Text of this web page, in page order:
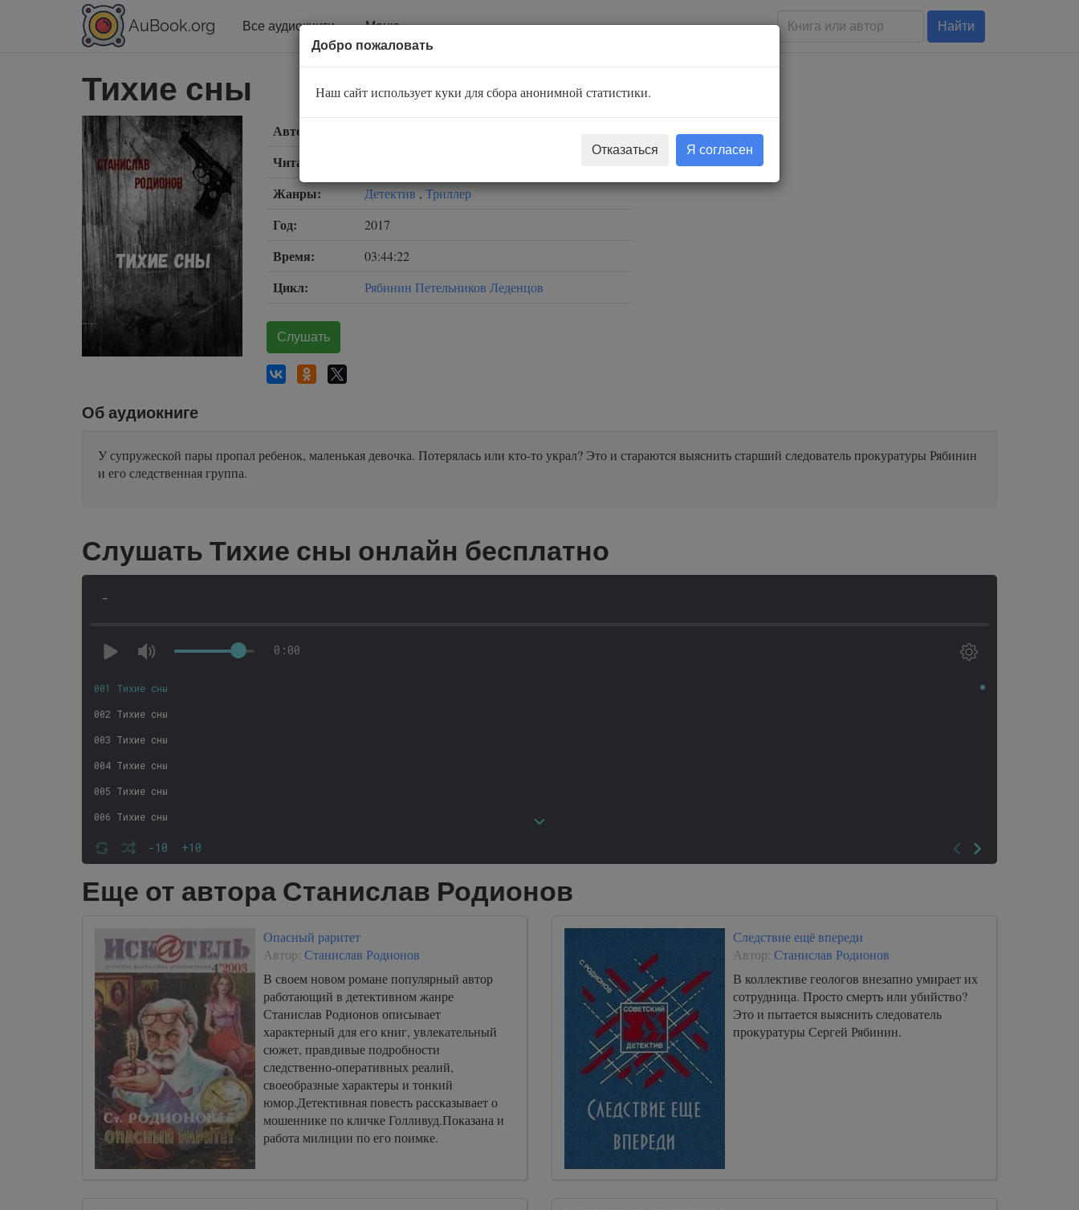
AuBook.org Все аудиокниги Меню Найти
Тихие сны
Автор:
Читает:
Жанры: Детектив,Триллер
Год: 2017
Время: 03:44:22
Цикл: Рябинин Петельников Леденцов
Слушать
Об аудиокниге
У супружеской пары пропал ребенок, маленькая девочка. Потерялась или кто-то украл? Это и стараются выяснить старший следователь прокуратуры Рябинин
и его следственная группа.
Слушать Тихие сны онлайн бесплатно
-
0:00
-10 +10
001 Тихие сны
002 Тихие сны
003 Тихие сны
004 Тихие сны
005 Тихие сны
006 Тихие сны
007 Тихие сны
008 Тихие сны
009 Тихие сны
011 Тихие сны
012 Тихие сны
013 Тихие сны
014 Тихие сны
015 Тихие сны
016 Тихие сны
017 Тихие сны
018 Тихие сны
019 Тихие сны
Еще от автора Станислав Родионов
Опасный раритет
Автор: Станислав Родионов
В своем новом романе популярный автор
работающий в детективном жанре
Станислав Родионов описывает
характерный для его книг, увлекательный
сюжет, правдивые подробности
следственно-оперативных реалий,
своеобразные характеры и тонкий
юмор.Детективная повесть рассказывает о
мошеннике по кличке Голливуд.Показана и
работа милиции по его поимке.
Следствие ещё впереди
Автор: Станислав Родионов
В коллективе геологов внезапно умирает их
сотрудница. Просто смерть или убийство?
Это и пытается выяснить следователь
прокуратуры Сергей Рябинин.
Добро пожаловать
Наш сайт использует куки для сбора анонимной статистики.
Отказаться Я согласен